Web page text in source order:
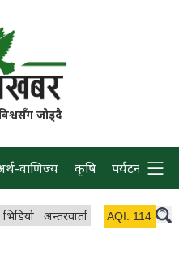
जोड्दै
वाणिज्य कृषि पर्यटन प्रवास
भिडियो अन्तरवार्ता विचार/ब्लग
AQI: 114